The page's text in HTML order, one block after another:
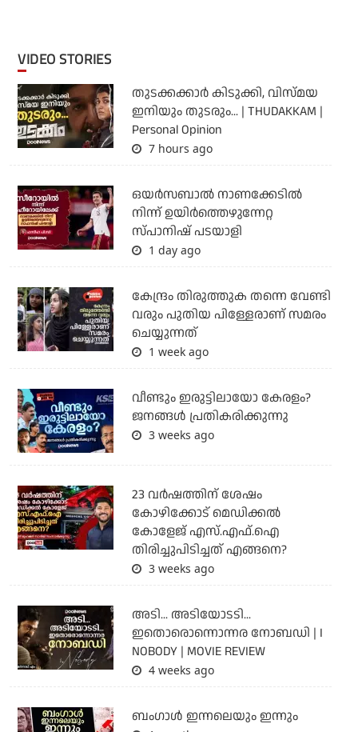
VIDEO STORIES
തുടക്കക്കാര്‍ കിടുക്കി, വിസ്മയ
ഇനിയും തുടരും... | THUDAKKAM |
Personal Opinion
7 hours ago
ഒയര്‍സബാൽ നാണക്കേടിൽ
നിന്ന് ഉയിർത്തെഴുന്നേറ്റ
സ്പാനിഷ് പടയാളി
1 day ago
കേന്ദ്രം തിരുത്തുക തന്നെ വേണ്ടി
വരും പുതിയ പിള്ളേരാണ് സമരം
ചെയ്യുന്നത്
1 week ago
വീണ്ടും ഇരുട്ടിലായോ കേരളം?
ജനങ്ങൾ പ്രതികരിക്കുന്നു
3 weeks ago
23 വർഷത്തിന് ശേഷം
കോഴിക്കോട് മെഡിക്കൽ
കോളേജ് എസ്.എഫ്.ഐ
തിരിച്ചുപിടിച്ചത് എങ്ങനെ?
3 weeks ago
അടി... അടിയോടടി...
ഇതൊരൊന്നൊന്നര നോബഡി | I
NOBODY | MOVIE REVIEW
4 weeks ago
ബംഗാള്‍ ഇന്നലെയും ഇന്നും